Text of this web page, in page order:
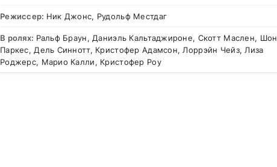
Режиссер: Ник Джонс, Рудольф Местдаг
В ролях: Ральф Браун, Даниэль Кальтаджироне, Скотт Маслен, Шон
Паркес, Дель Синнотт, Кристофер Адамсон, Лоррэйн Чейз, Лиза
Роджерс, Марио Калли, Кристофер Роу